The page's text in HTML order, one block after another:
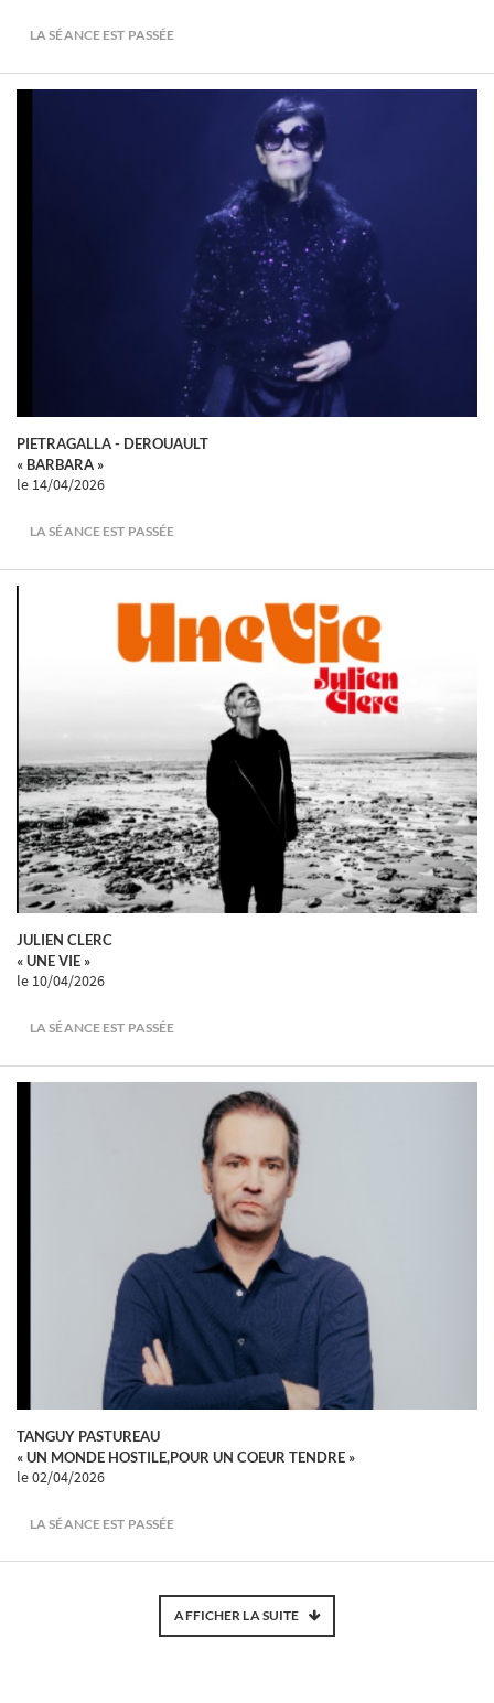
LA SÉANCE EST PASSÉE
PIETRAGALLA - DEROUAULT
« BARBARA »
le 14/04/2026
LA SÉANCE EST PASSÉE
JULIEN CLERC
« UNE VIE »
le 10/04/2026
LA SÉANCE EST PASSÉE
TANGUY PASTUREAU
« UN MONDE HOSTILE,POUR UN COEUR TENDRE »
le 02/04/2026
LA SÉANCE EST PASSÉE
AFFICHER LA SUITE